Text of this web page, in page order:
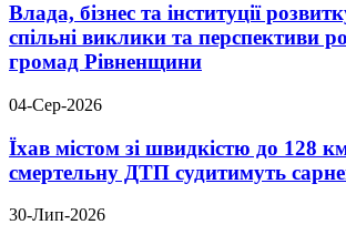
Влада, бізнес та інституції
спільні виклики та перспективи
громад Рівненщини
04-Сер-2026
Їхав містом зі швидкістю до 128
смертельну ДТП судитимуть
30-Лип-2026